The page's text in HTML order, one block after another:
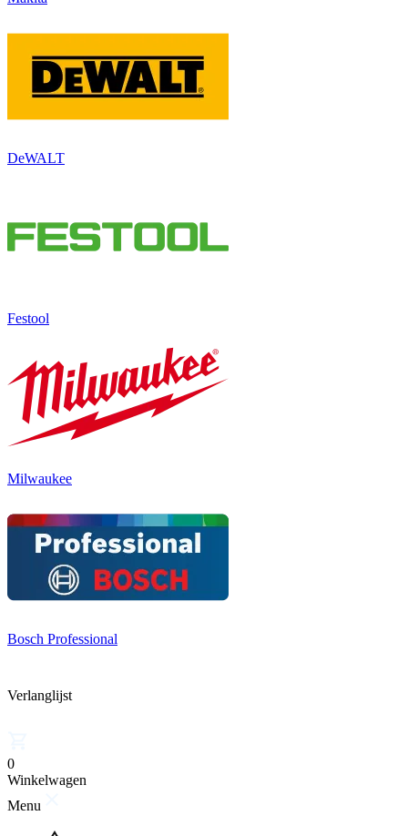
DeWALT
Festool
Milwaukee
Bosch Professional
Verlanglijst
0
Winkelwagen
Menu